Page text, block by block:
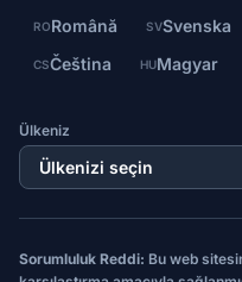
RORomână SVSvenska
CSČeština HUMagyar
Ülkeniz
Sorumluluk Reddi: Bu web